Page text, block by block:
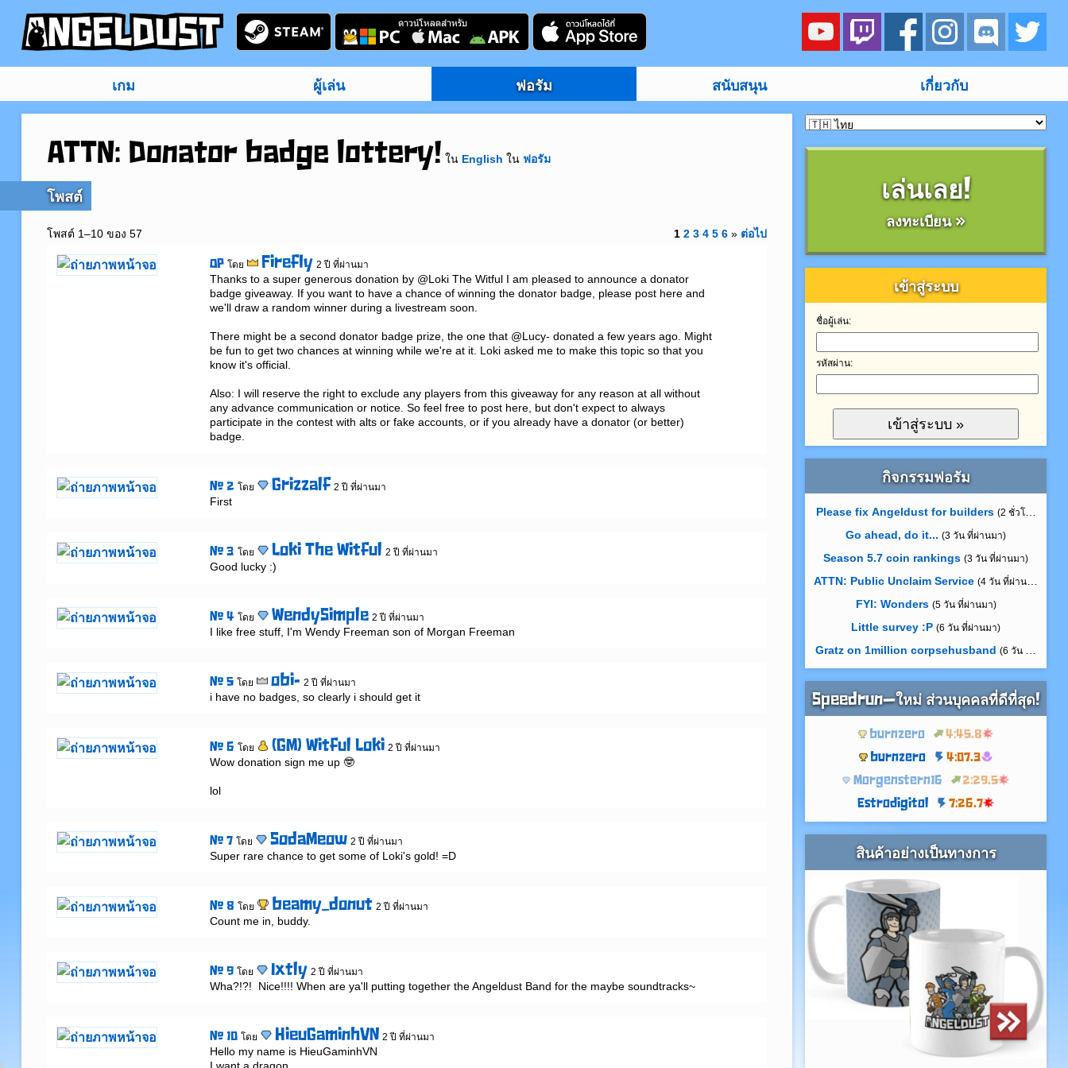
เกม ผู้เล่น ฟอรัม สนับสนุน เกี่ยวกับ
ATTN: Donator badge lottery! ใน English ใน ฟอรัม
โพสต์
โพสต์ 1–10 ของ 57 1 2 3 4 5 6 » ต่อไป
OP โดย Firefly 2 ปี ที่ผ่านมา
Thanks to a super generous donation by @Loki The Witful I am pleased to announce a donator
badge giveaway. If you want to have a chance of winning the donator badge, please post here and
we'll draw a random winner during a livestream soon.
There might be a second donator badge prize, the one that @Lucy- donated a few years ago. Might
be fun to get two chances at winning while we're at it. Loki asked me to make this topic so that you
know it's official.
Also: I will reserve the right to exclude any players from this giveaway for any reason at all without
any advance communication or notice. So feel free to post here, but don't expect to always
participate in the contest with alts or fake accounts, or if you already have a donator (or better)
badge.
# 2 โดย Grizzalf 2 ปี ที่ผ่านมา
First
# 3 โดย Loki The Witful 2 ปี ที่ผ่านมา
Good lucky :)
# 4 โดย WendySimple 2 ปี ที่ผ่านมา
I like free stuff, I'm Wendy Freeman son of Morgan Freeman
# 5 โดย obi- 2 ปี ที่ผ่านมา
i have no badges, so clearly i should get it
# 6 โดย (GM) Witful Loki 2 ปี ที่ผ่านมา
Wow donation sign me up 🤓
lol
# 7 โดย SodaMeow 2 ปี ที่ผ่านมา
Super rare chance to get some of Loki's gold! =D
# 8 โดย beamy_donut 2 ปี ที่ผ่านมา
Count me in, buddy.
# 9 โดย Ixtly 2 ปี ที่ผ่านมา
Wha?!?!  Nice!!!! When are ya'll putting together the Angeldust Band for the maybe soundtracks~
# 10 โดย HieuGaminhVN 2 ปี ที่ผ่านมา
Hello my name is HieuGaminhVN
เล่นเลย!
ลงทะเบียน »
เข้าสู่ระบบ
ชื่อผู้เล่น:
รหัสผ่าน:
กิจกรรมฟอรัม
Please fix Angeldust for builders (2 ชั่วโมง ที่ผ่าน
Go ahead, do it... (3 วัน ที่ผ่านมา)
Season 5.7 coin rankings (3 วัน ที่ผ่านมา)
ATTN: Public Unclaim Service (4 วัน ที่ผ่านมา)
FYI: Wonders (5 วัน ที่ผ่านมา)
Little survey :P (6 วัน ที่ผ่านมา)
Gratz on 1million corpsehusband (6 วัน ที่ผ่านมา)
Speedrun—ใหม่ ส่วนบุคคลที่ดีที่สุด!
burnzero
4:45.8
burnzero
4:07.3
Morgenstern16
2:29.5
Estrodigitol
7:26.7
สินค้าอย่างเป็นทางการ